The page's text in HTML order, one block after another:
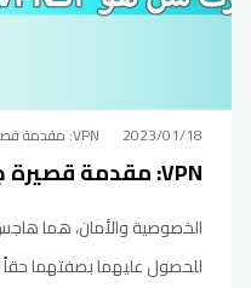
2023/01/18 VPN: مقدمة قصيرة جداً
VPN: مقدمة قصيرة جداً
الخصوصية والأمان، هما
للحصول عليهما بصفتهما